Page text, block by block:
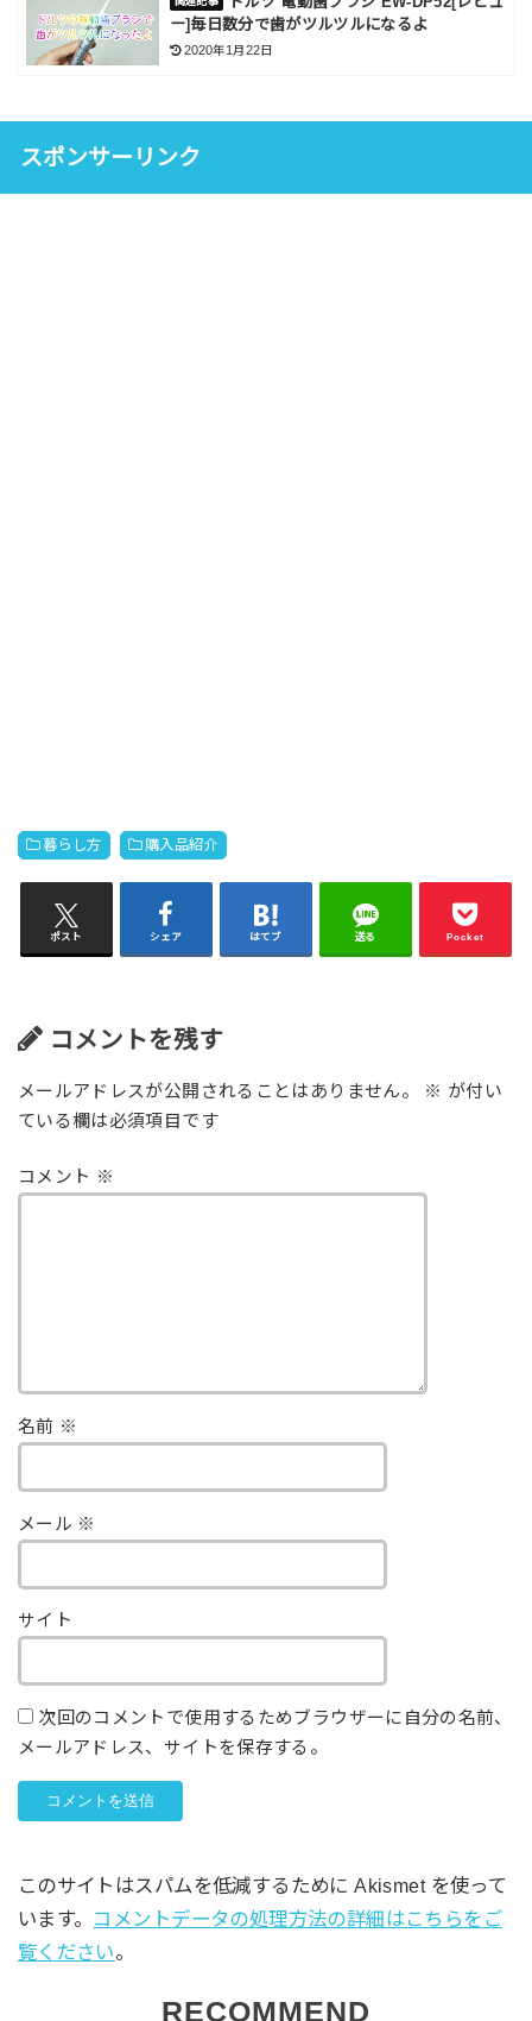
ー]毎日数分で歯がツルツルになるよ
2020年1月22日
スポンサーリンク
暮らし方 購入品紹介
ポスト シェア はてブ 送る Pocket
コメントを残す
メールアドレスが公開されることはありません。 ※ が付い
ている欄は必須項目です
コメント ※
名前 ※
メール ※
サイト
次回のコメントで使用するためブラウザーに自分の名前、
メールアドレス、サイトを保存する。
このサイトはスパムを低減するために Akismet を使って
います。 コメントデータの処理方法の詳細はこちらをご
覧ください。
RECOMMEND